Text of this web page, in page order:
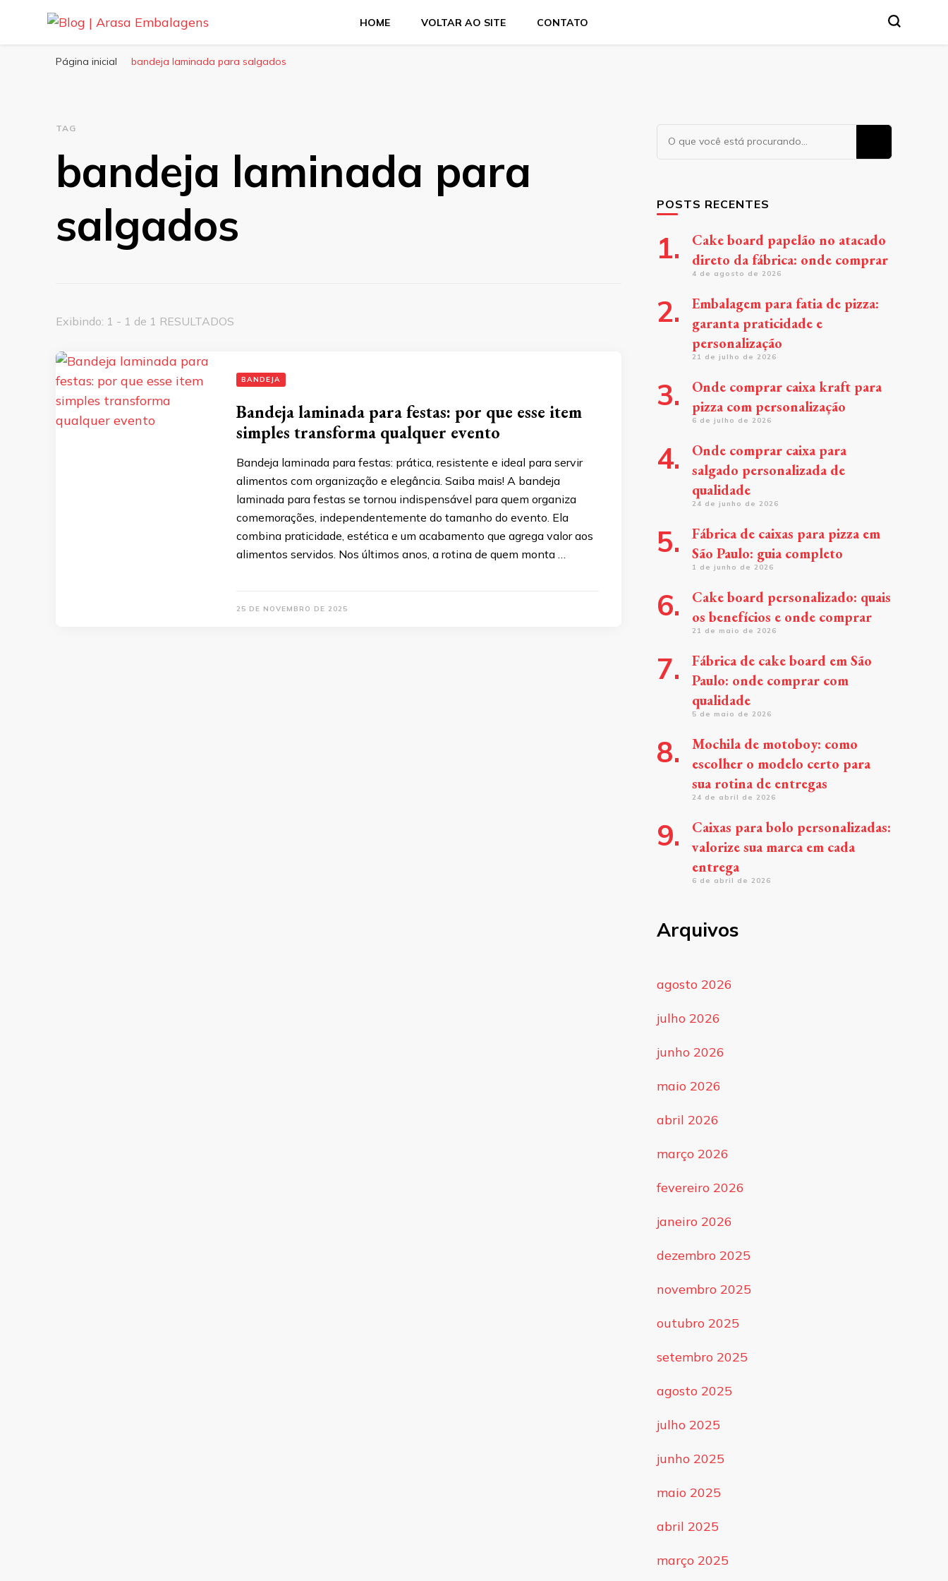
HOME VOLTAR AO SITE CONTATO
Página inicial bandeja laminada para salgados
TAG
bandeja laminada para
salgados
Exibindo: 1 - 1 de 1 RESULTADOS
BANDEJA
Bandeja laminada para festas: por que esse item
simples transforma qualquer evento
Bandeja laminada para festas: prática, resistente e ideal para servir
alimentos com organização e elegância. Saiba mais! A bandeja
laminada para festas se tornou indispensável para quem organiza
comemorações, independentemente do tamanho do evento. Ela
combina praticidade, estética e um acabamento que agrega valor aos
alimentos servidos. Nos últimos anos, a rotina de quem monta …
25 DE NOVEMBRO DE 2025
Procurando
algo?
POSTS RECENTES
Cake board papelão no atacado
direto da fábrica: onde comprar
4 de agosto de 2026
Embalagem para fatia de pizza:
garanta praticidade e
personalização
21 de julho de 2026
Onde comprar caixa kraft para
pizza com personalização
6 de julho de 2026
Onde comprar caixa para
salgado personalizada de
qualidade
24 de junho de 2026
Fábrica de caixas para pizza em
São Paulo: guia completo
1 de junho de 2026
Cake board personalizado: quais
os benefícios e onde comprar
21 de maio de 2026
Fábrica de cake board em São
Paulo: onde comprar com
qualidade
5 de maio de 2026
Mochila de motoboy: como
escolher o modelo certo para
sua rotina de entregas
24 de abril de 2026
Caixas para bolo personalizadas:
valorize sua marca em cada
entrega
6 de abril de 2026
Arquivos
agosto 2026
julho 2026
junho 2026
maio 2026
abril 2026
março 2026
fevereiro 2026
janeiro 2026
dezembro 2025
novembro 2025
outubro 2025
setembro 2025
agosto 2025
julho 2025
junho 2025
maio 2025
abril 2025
março 2025